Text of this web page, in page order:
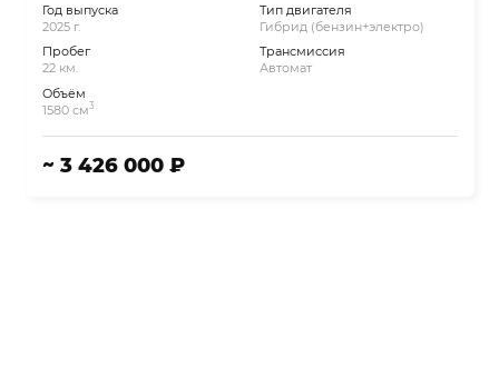
Год выпуска
2025 г.
Пробег
22 км.
Объём
1580 см3
Тип двигателя
Гибрид (бензин+электро)
Трансмиссия
Автомат
~ 3 426 000 ₽